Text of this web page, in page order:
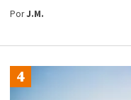
PorJ.M.